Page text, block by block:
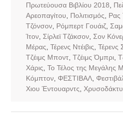
Πρωτεύουσα Βιβλίου 2018
Αρεοπαγίτου
Πολιτισμός Ρας
Τζόνσον, Ρόμπερτ Γουάιζ,
Ίτον, Σίρλεϊ Τζάκσον, Σον
Μέρας Τέρενς Ντέιβις Τέρενς
Τζέιμς Μποντ, Τζέιμς Όμπρι,
Χάρις Το Τέλος της Μεγάλης
Κόμπτον, ΦΕΣΤΙΒΑΛ,
Χιου Έντουαρντς